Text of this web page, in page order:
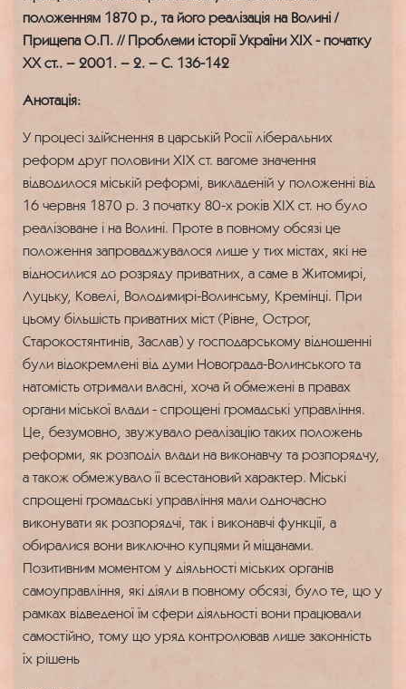
положенням 1870 р., та його реалізація на Волині /
Прищепа О.П. // Проблеми історії України ХІХ - початку
ХХ ст.. – 2001. – 2. – С. 136-142
Анотація:
У процесі здійснення в царській Росії ліберальних
реформ друг половини ХІХ ст. вагоме значення
відводилося міській реформі, викладеній у положенні від
16 червня 1870 р. З початку 80-х років XIX ст. но було
реалізоване і на Волині. Проте в повному обсязі це
положення запроваджувалося лише у тих містах, які не
відносилися до розряду приватних, а саме в Житомирі,
Луцьку, Ковелі, Володимирі-Волинсьму, Кремінці. При
цьому більшість приватних міст (Рівне, Острог,
Старокостянтинів, Заслав) у господарському відношенні
були відокремлені від думи Новограда-Волинського та
натомість отримали власні, хоча й обмежені в правах
органи міської влади - спрощені громадські управління.
Це, безумовно, звужувало реалізацію таких положень
реформи, як розподіл влади на виконавчу та розпорядчу,
а також обмежувало її всестановий характер. Міські
спрощені громадські управління мали одночасно
виконувати як розпорядчі, так і виконавчі функції, а
обиралися вони виключно купцями й міщанами.
Позитивним моментом у діяльності міських органів
самоуправління, які діяли в повному обсязі, було те, що у
рамках відведеної їм сфери діяльності вони працювали
самостійно, тому що уряд контролював лише законність
їх рішень